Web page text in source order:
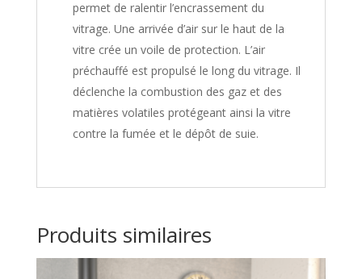
permet de ralentir l’encrassement du
vitrage. Une arrivée d’air sur le haut de la
vitre crée un voile de protection. L’air
préchauffé est propulsé le long du vitrage. Il
déclenche la combustion des gaz et des
matières volatiles protégeant ainsi la vitre
contre la fumée et le dépôt de suie.
Produits similaires